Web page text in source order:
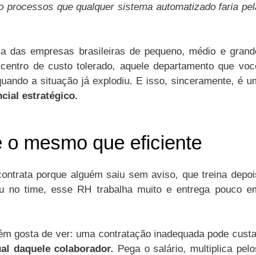
processos que qualquer sistema automatizado faria
das empresas brasileiras de pequeno, médio e
de custo tolerado, aquele departamento que
a situação já explodiu. E isso, sinceramente, é
estratégico.
o mesmo que eficiente
porque alguém saiu sem aviso, que treina
no time, esse RH trabalha muito e entrega pouco
gosta de ver: uma contratação inadequada pode
daquele colaborador. Pega o salário, multiplica